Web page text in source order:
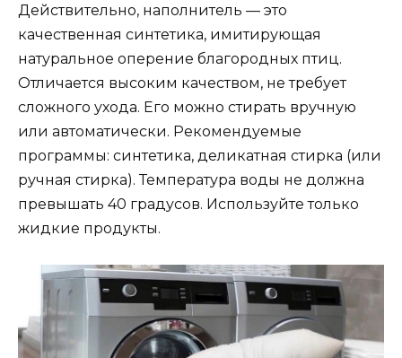
Действительно, наполнитель — это
качественная синтетика, имитирующая
натуральное оперение благородных птиц.
Отличается высоким качеством, не требует
сложного ухода. Его можно стирать вручную
или автоматически. Рекомендуемые
программы: синтетика, деликатная стирка (или
ручная стирка). Температура воды не должна
превышать 40 градусов. Используйте только
жидкие продукты.